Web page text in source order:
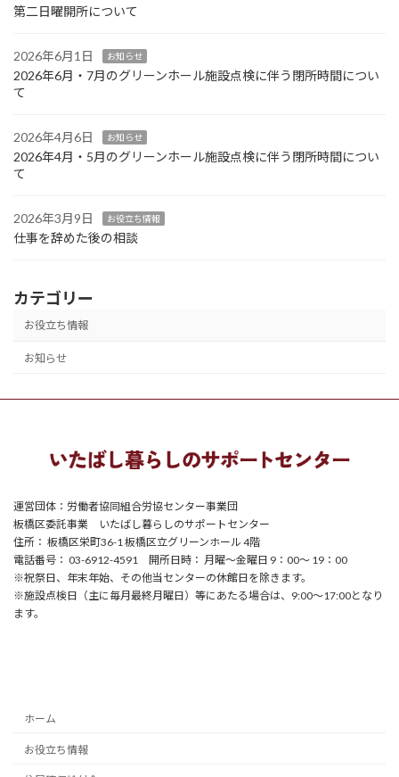
第二日曜開所について
2026年6月1日 お知らせ
2026年6月・7月のグリーンホール施設点検に伴う閉所時間につい
て
2026年4月6日 お知らせ
2026年4月・5月のグリーンホール施設点検に伴う閉所時間につい
て
2026年3月9日 お役立ち情報
仕事を辞めた後の相談
カテゴリー
お役立ち情報
お知らせ
運営団体：労働者協同組合労協センター事業団
板橋区委託事業 いたばし暮らしのサポートセンター
住所： 板橋区栄町36-1 板橋区立グリーンホール 4階
電話番号： 03-6912-4591 開所日時： 月曜～金曜日 9：00～ 19：00
※祝祭日、年末年始、その他当センターの休館日を除きます。
※施設点検日（主に毎月最終月曜日）等にあたる場合は、9:00～17:00となり
ます。
ホーム
お役立ち情報